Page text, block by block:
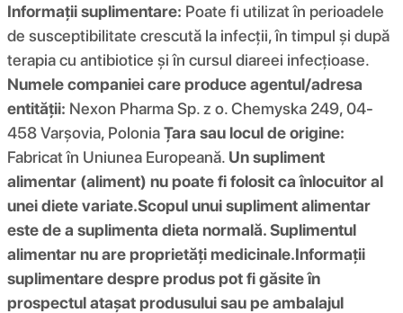
Informații suplimentare: Poate fi utilizat în perioadele
de susceptibilitate crescută la infecții, în timpul și după
terapia cu antibiotice și în cursul diareei infecțioase.
Numele companiei care produce agentul/adresa
entității: Nexon Pharma Sp. z o. Chemyska 249, 04-
458 Varşovia, PoloniaȚara sau locul de origine:
Fabricat în Uniunea Europeană. Un supliment
alimentar (aliment) nu poate fi folosit ca înlocuitor al
unei diete variate.Scopul unui supliment alimentar
este de a suplimenta dieta normală. Suplimentul
alimentar nu are proprietăți medicinale.Informații
suplimentare despre produs pot fi găsite în
prospectul atașat produsului sau pe ambalajul